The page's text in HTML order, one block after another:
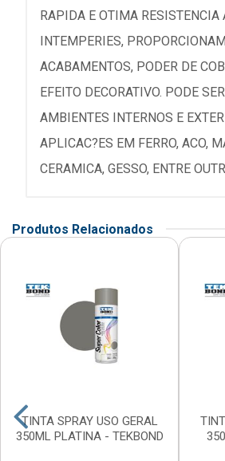
RAPIDA E OTIMA RESISTENCIA
INTEMPERIES,
ACABAMENTOS, PODER DE
EFEITO DECORATIVO. PODE
AMBIENTES INTERNOS E
APLICAC?ES EM FERRO, ACO,
CERAMICA, GESSO, ENTRE
Produtos Relacionados
TINTA SPRAY USO GERAL
350ML PLATINA - TEKBOND